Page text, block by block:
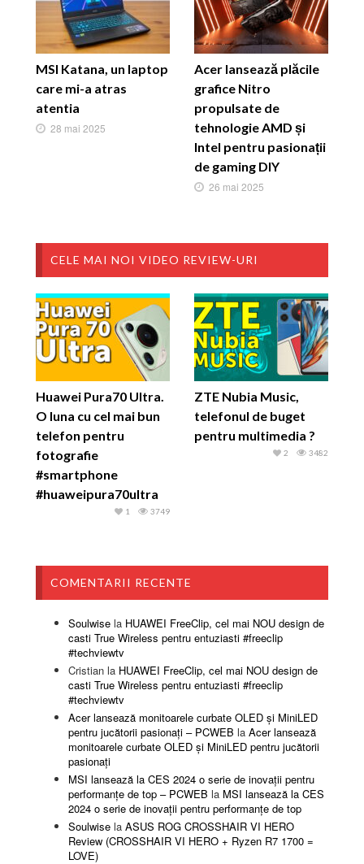
MSI Katana, un laptop
care mi-a atras
atentia
28 mai 2025
Acer lansează plăcile
grafice Nitro
propulsate de
tehnologie AMD și
Intel pentru pasionații
de gaming DIY
26 mai 2025
CELE MAI NOI VIDEO REVIEW-URI
Huawei Pura70 Ultra.
O luna cu cel mai bun
telefon pentru
fotografie
#smartphone
#huaweipura70ultra
3749
1
ZTE Nubia Music,
telefonul de buget
pentru multimedia ?
3482
2
COMENTARII RECENTE
Soulwise la HUAWEI FreeClip, cel mai NOU design de
casti True Wireless pentru entuziasti #freeclip
#techviewtv
Cristian la HUAWEI FreeClip, cel mai NOU design de
casti True Wireless pentru entuziasti #freeclip
#techviewtv
Acer lansează monitoarele curbate OLED și MiniLED
pentru jucătorii pasionați – PCWEB la Acer lansează
monitoarele curbate OLED și MiniLED pentru jucătorii
pasionați
MSI lansează la CES 2024 o serie de inovații pentru
performanțe de top – PCWEB la MSI lansează la CES
2024 o serie de inovații pentru performanțe de top
Soulwise la ASUS ROG CROSSHAIR VI HERO
Review (CROSSHAIR VI HERO + Ryzen R7 1700 =
LOVE)